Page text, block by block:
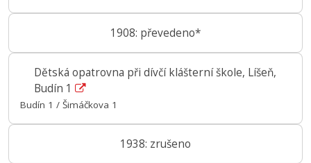
1908: převedeno*
Dětská opatrovna při dívčí klášterní škole, Líšeň,
Budín 1
Budín 1 / Šimáčkova 1
1938: zrušeno